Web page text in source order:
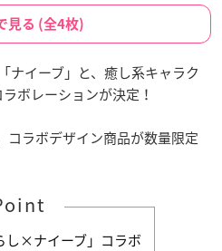
見る (全4枚)
ナイーブ」と、癒し系キャラク
ボレーションが決定！
コラボデザイン商品が数量限定
し×ナイーブ」コラボ